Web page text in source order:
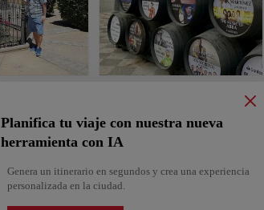
Planifica tu viaje con nuestra nueva
herramienta con IA
Genera un itinerario en segundos y crea una experiencia
personalizada en la ciudad.